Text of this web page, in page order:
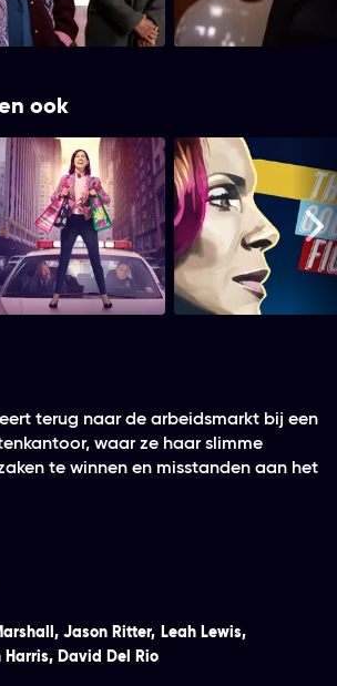
Moore.
wordt van moord.
en Julian over een
ook
The
terug naar de arbeidsmarkt bij een
waar ze haar slimme
te winnen en misstanden aan het
, Jason Ritter, Leah Lewis,
Harris, David Del Rio